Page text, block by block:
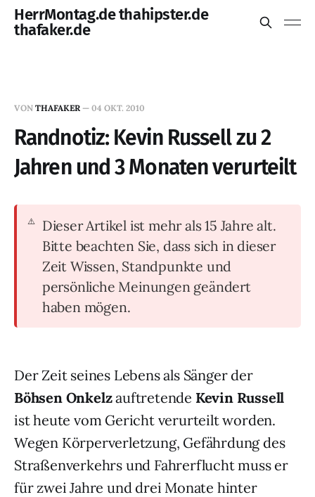
HerrMontag.de thahipster.de
thafaker.de
VON THAFAKER — 04 OKT. 2010
Randnotiz: Kevin Russell zu 2
Jahren und 3 Monaten verurteilt
Dieser Artikel ist mehr als 15 Jahre alt.
Bitte beachten Sie, dass sich in dieser
Zeit Wissen, Standpunkte und
persönliche Meinungen geändert
haben mögen.
Der Zeit seines Lebens als Sänger der
Böhsen Onkelzauftretende Kevin Russell
ist heute vom Gericht verurteilt worden.
Wegen Körperverletzung, Gefährdung des
Straßenverkehrs und Fahrerflucht muss er
für zwei Jahre und drei Monate hinter